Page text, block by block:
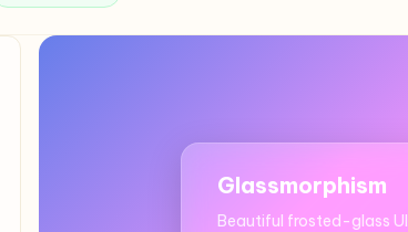
Glassmorphism
Beautiful frosted-glass UI